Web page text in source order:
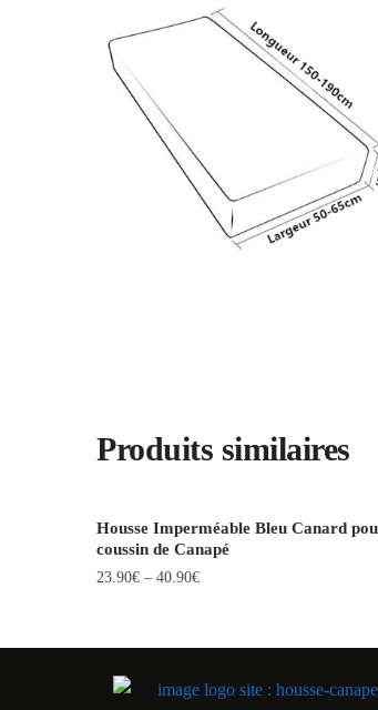
Produits similaires
Housse Imperméable Bleu Canard
coussin de Canapé
23.90€ –40.90€